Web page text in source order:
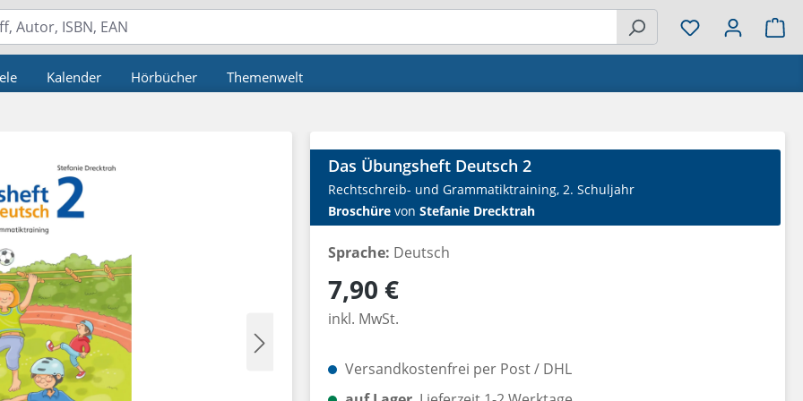
Kalender Hörbücher Themenwelt
Das Übungsheft Deutsch 2
Rechtschreib- und Grammatiktraining, 2. Schuljahr
Broschüre von Stefanie Drecktrah
Sprache: Deutsch
Regulärer Preis:
7,90 €
inkl. MwSt.
Versandkostenfrei per Post / DHL